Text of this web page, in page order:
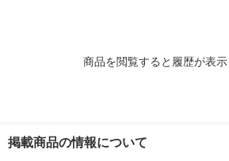
商品を閲覧すると履歴が表
掲載商品の情報について